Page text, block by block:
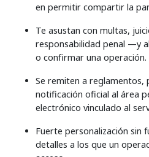
en permitir compartir la
Te asustan con multas,
responsabilidad penal —y
o confirmar una operación.
Se remiten a reglamentos,
notificación oficial al área
electrónico vinculado al
Fuerte personalización sin
detalles a los que un